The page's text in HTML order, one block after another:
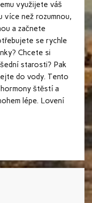
využijete váš
více než rozumnou,
a začnete
se rychle
Chcete si
starosti? Pak
do vody. Tento
štěstí a
lépe. Lovení